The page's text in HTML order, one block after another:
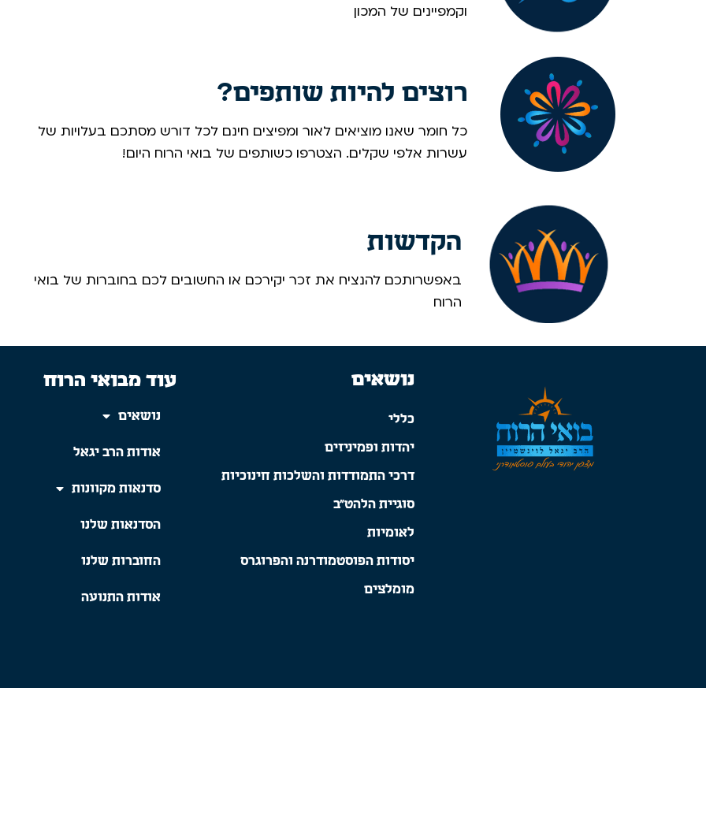
וקמפיינים של המכון
רוצים להיות שותפים?
כל חומר שאנו מוציאים לאור ומפיצים חינם לכל דורש מסתכם בעלויות של
עשרות אלפי שקלים. הצטרפו כשותפים של בואי הרוח היום! ​
הקדשות
באפשרותכם להנציח את זכר יקירכם או החשובים לכם בחוברות של בואי
הרוח
נושאים
כללי
יהדות ופמיניזים
דרכי התמודדות והשלכות חינוכיות
סוגיית הלהט"ב
לאומיות
יסודות הפוסטמודרנה והפרוגרס
מומלצים
עוד מבואי הרוח
נושאים
אודות הרב יגאל
סדנאות מקוונות
הסדנאות שלנו
החוברות שלנו
אודות התנועה